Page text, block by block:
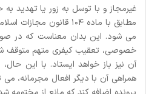
غیرمجاز و با توسل به زور یا تهدید
مطابق با ماده ۱۰۴
می شود. این بدان معناست که در
خصوصی، تعقیب کیفری متهم متوقف
آن نیز باز خواهد ایستاد. با این
همراهی آن با دیگر افعال مجرمانه،